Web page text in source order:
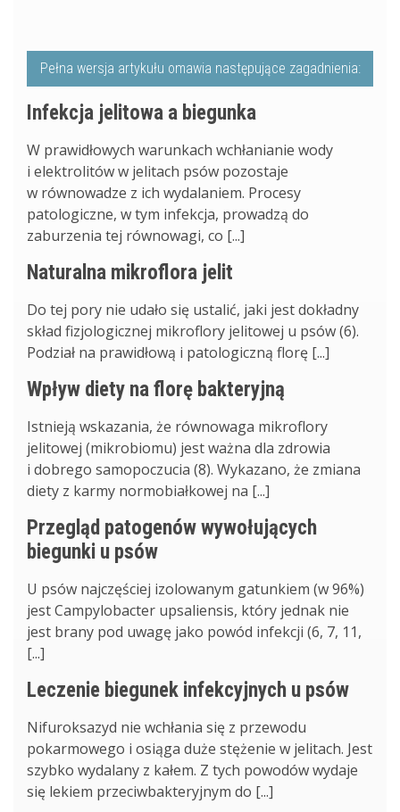
Pełna wersja artykułu omawia następujące zagadnienia:
Infekcja jelitowa a biegunka
W prawidłowych warunkach wchłanianie wody
i elektrolitów w jelitach psów pozostaje
w równowadze z ich wydalaniem. Procesy
patologiczne, w tym infekcja, prowadzą do
zaburzenia tej równowagi, co [...]
Naturalna mikroflora jelit
Do tej pory nie udało się ustalić, jaki jest dokładny
skład fizjologicznej mikroflory jelitowej u psów (6).
Podział na prawidłową i patologiczną florę [...]
Wpływ diety na florę bakteryjną
Istnieją wskazania, że równowaga mikroflory
jelitowej (mikrobiomu) jest ważna dla zdrowia
i dobrego samopoczucia (8). Wykazano, że zmiana
diety z karmy normobiałkowej na [...]
Przegląd patogenów wywołujących
biegunki u psów
U psów najczęściej izolowanym gatunkiem (w 96%)
jest Campylobacter upsaliensis, który jednak nie
jest brany pod uwagę jako powód infekcji (6, 7, 11,
[...]
Leczenie biegunek infekcyjnych u psów
Nifuroksazyd nie wchłania się z przewodu
pokarmowego i osiąga duże stężenie w jelitach. Jest
szybko wydalany z kałem. Z tych powodów wydaje
się lekiem przeciwbakteryjnym do [...]